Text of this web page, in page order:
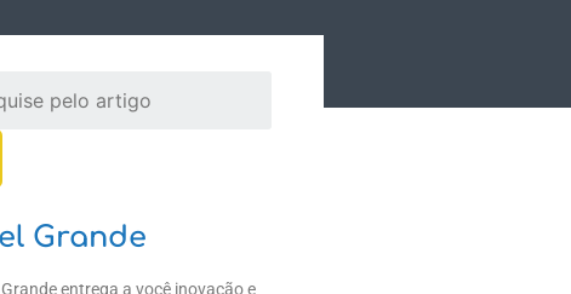
Grande
Grande entrega a você inovação e